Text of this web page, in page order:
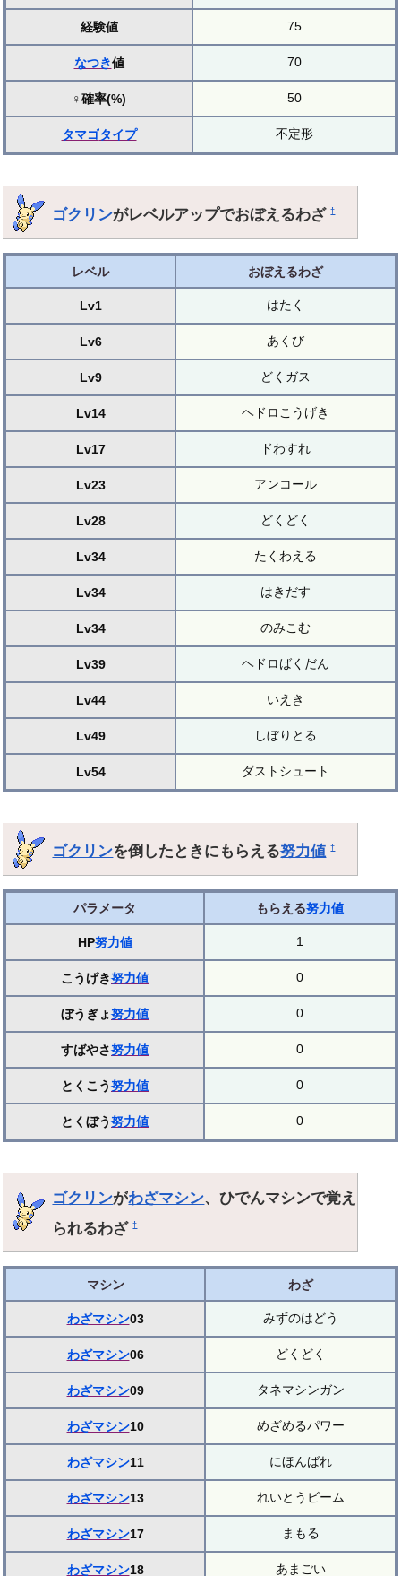
経験値 75
なつき値 70
♀確率(%) 50
タマゴタイプ 不定形
ゴクリンがレベルアップでおぼえるわざ†
レベル おぼえるわざ
Lv1 はたく
Lv6 あくび
Lv9 どくガス
Lv14 ヘドロこうげき
Lv17 ドわすれ
Lv23 アンコール
Lv28 どくどく
Lv34 たくわえる
Lv34 はきだす
Lv34 のみこむ
Lv39 ヘドロばくだん
Lv44 いえき
Lv49 しぼりとる
Lv54 ダストシュート
ゴクリンを倒したときにもらえる努力値 †
パラメータ もらえる努力値
HP努力値 1
こうげき努力値 0
ぼうぎょ努力値 0
すばやさ努力値 0
とくこう努力値 0
とくぼう努力値 0
ゴクリンがわざマシン、ひでんマシンで覚え
られるわざ†
マシン わざ
わざマシン03 みずのはどう
わざマシン06 どくどく
わざマシン09 タネマシンガン
わざマシン10 めざめるパワー
わざマシン11 にほんばれ
わざマシン13 れいとうビーム
わざマシン17 まもる
わざマシン18 あまごい